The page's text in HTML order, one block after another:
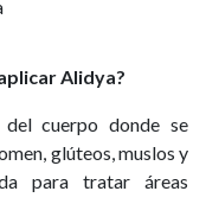
Alidya?
cuerpo donde se
glúteos, muslos y
para tratar áreas